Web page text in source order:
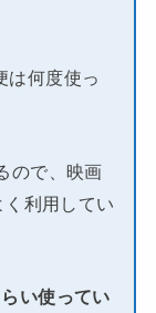
は何度使っ
ので、映画
利用してい
い使ってい